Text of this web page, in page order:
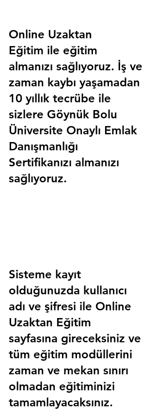
Online Uzaktan
Eğitim ile eğitim
almanızı sağlıyoruz. İş ve
zaman kaybı yaşamadan
10 yıllık tecrübe ile
sizlere Göynük Bolu
Üniversite Onaylı Emlak
Danışmanlığı
Sertifikanızı almanızı
sağlıyoruz.
Sisteme kayıt
olduğunuzda kullanıcı
adı ve şifresi ile Online
Uzaktan Eğitim
sayfasına gireceksiniz ve
tüm eğitim modüllerini
zaman ve mekan sınırı
olmadan eğitiminizi
tamamlayacaksınız.